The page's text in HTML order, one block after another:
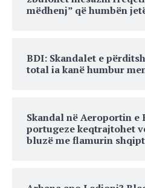
mëdhenj” që humbën
BDI: Skandalet e
total ia kanë humbur
Skandal në Aeroportin e
portugeze keqtrajtohet
bluzë me flamurin